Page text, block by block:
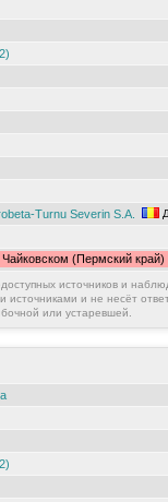
Turnu Severin S.A.
Чайковском (Пермский край)
источников и
и не несёт
или устаревшей.